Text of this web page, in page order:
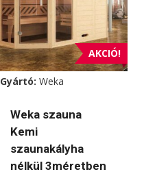
AKCIÓ!
Gyártó: Weka
Weka szauna
Kemi
szaunakályha
nélkül 3méretben